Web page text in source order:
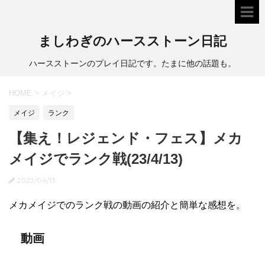
ましわぎのハースストーン日記
ハースストーンのプレイ日記です。たまに他の話題も。
HOME > メイジ >
メイジ ランク
【集え！レジェンド・フェス】メカ
メイジでランク戦(23/4/13)
2023/04/13
メカメイジでのランク戦の動画の紹介と簡単な感想を。
動画